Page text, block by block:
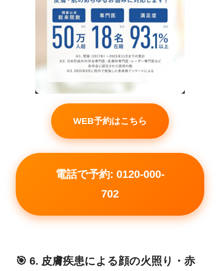
WEB予約はこちら
電話で予約: 0120-000-
702
🎯 6. 皮膚疾患による顔の火照り・赤